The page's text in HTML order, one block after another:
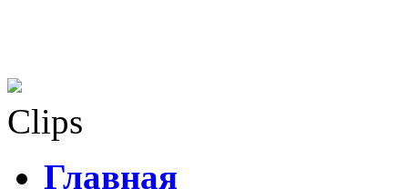
Clips
Главная